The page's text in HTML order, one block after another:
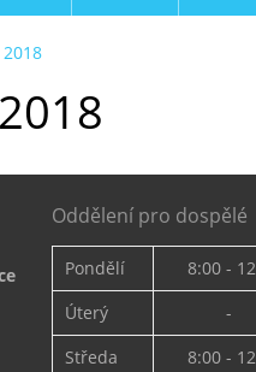
Oddělení pro dospělé
Pondělí
8:00 -
Úterý
-
Středa
8:00 -